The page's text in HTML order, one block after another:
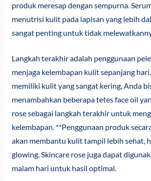
produk meresap dengan sempurna.
menutrisi kulit pada lapisan yang lebih
sangat penting untuk tidak
Langkah terakhir adalah penggunaan
menjaga kelembapan kulit sepanjang
memiliki kulit yang sangat kering, Anda
menambahkan beberapa tetes face oil
rose sebagai langkah terakhir untuk
kelembapan. **Penggunaan produk
akan membantu kulit tampil lebih sehat,
glowing. Skincare rose juga dapat
malam hari untuk hasil optimal.